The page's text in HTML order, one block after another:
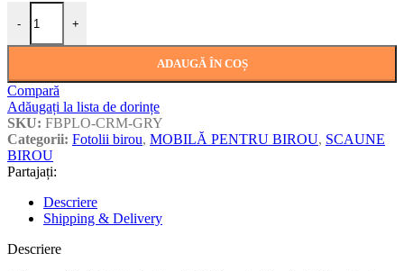
-
Cantitate Fotoliu Birou POLO Grey
+
ADAUGĂ ÎN COȘ
Compară
Adăugați la lista de dorințe
SKU: FBPLO-CRM-GRY
Categorii: Fotolii birou, MOBILĂ PENTRU BIROU, SCAUNE
BIROU
Partajați:
Descriere
Shipping & Delivery
Descriere